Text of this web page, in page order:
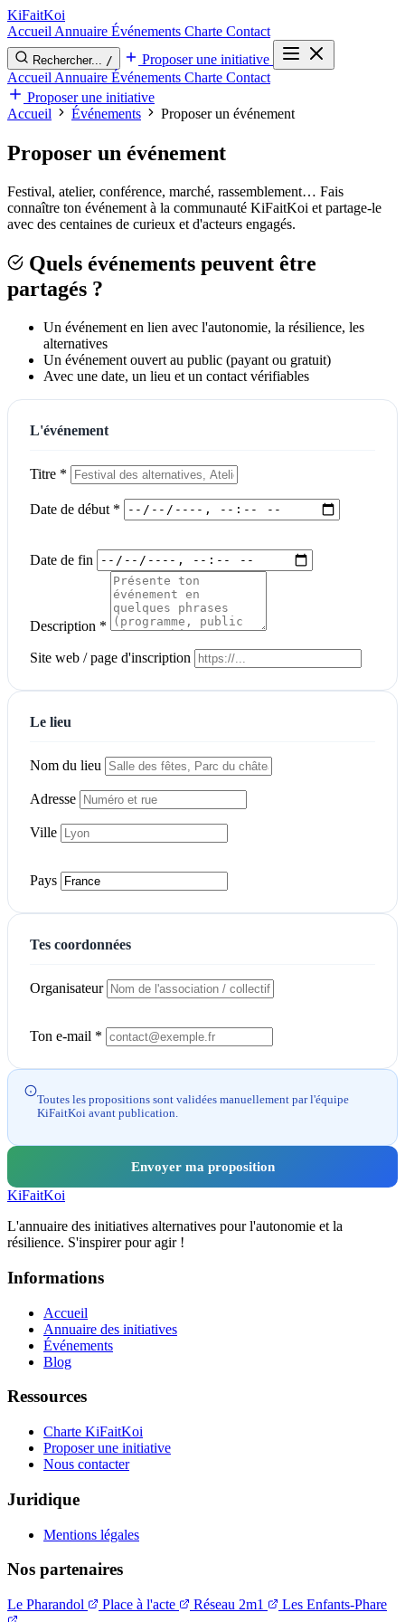
KiFaitKoi
Accueil Annuaire Événements Charte Contact
Rechercher... /
Proposer une initiative
Accueil Annuaire Événements Charte Contact
Proposer une initiative
Accueil
Événements Proposer un événement
Proposer un événement
Festival, atelier, conférence, marché, rassemblement… Fais
connaître ton événement à la communauté KiFaitKoi et partage-le
avec des centaines de curieux et d'acteurs engagés.
Quels événements peuvent être
partagés ?
Un événement en lien avec l'autonomie, la résilience, les
alternatives
Un événement ouvert au public (payant ou gratuit)
Avec une date, un lieu et un contact vérifiables
L'événement
Titre *
Date de début *
Date de fin
Description *
Site web / page d'inscription
Le lieu
Nom du lieu
Adresse
Ville
Pays
Tes coordonnées
Organisateur
Ton e-mail *
Toutes les propositions sont validées manuellement par l'équipe
KiFaitKoi avant publication.
Envoyer ma proposition
KiFaitKoi
L'annuaire des initiatives alternatives pour l'autonomie et la
résilience. S'inspirer pour agir !
Informations
Accueil
Annuaire des initiatives
Événements
Blog
Ressources
Charte KiFaitKoi
Proposer une initiative
Nous contacter
Juridique
Mentions légales
Nos partenaires
Le Pharandol Place à l'acte Réseau 2m1 Les Enfants-Phare